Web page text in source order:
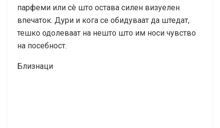
парфеми или сè што остава силен визуелен
впечаток. Дури и кога се обидуваат да штедат,
тешко одолеваат на нешто што им носи чувство
на посебност.
Близнаци